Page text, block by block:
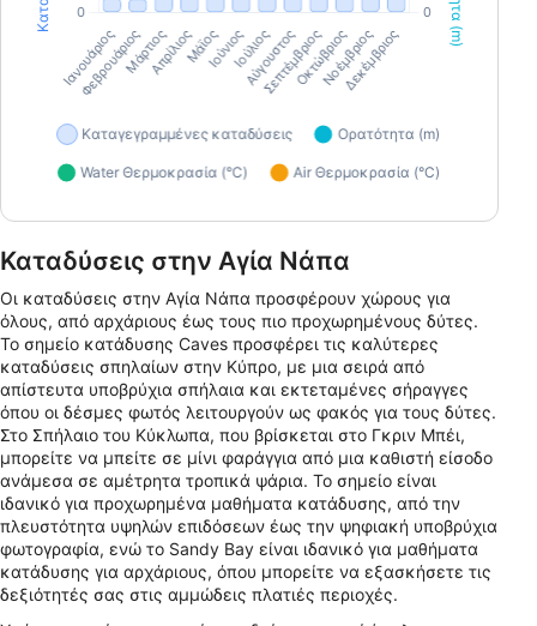
Καταδύσεις στην Αγία Νάπα
Οι καταδύσεις στην Αγία Νάπα προσφέρουν χώρους για
όλους, από αρχάριους έως τους πιο προχωρημένους δύτες.
Το σημείο κατάδυσης Caves προσφέρει τις καλύτερες
καταδύσεις σπηλαίων στην Κύπρο, με μια σειρά από
απίστευτα υποβρύχια σπήλαια και εκτεταμένες σήραγγες
όπου οι δέσμες φωτός λειτουργούν ως φακός για τους δύτες.
Στο Σπήλαιο του Κύκλωπα, που βρίσκεται στο Γκριν Μπέι,
μπορείτε να μπείτε σε μίνι φαράγγια από μια καθιστή είσοδο
ανάμεσα σε αμέτρητα τροπικά ψάρια. Το σημείο είναι
ιδανικό για προχωρημένα μαθήματα κατάδυσης, από την
πλευστότητα υψηλών επιδόσεων έως την ψηφιακή υποβρύχια
φωτογραφία, ενώ το Sandy Bay είναι ιδανικό για μαθήματα
κατάδυσης για αρχάριους, όπου μπορείτε να εξασκήσετε τις
δεξιότητές σας στις αμμώδεις πλατιές περιοχές.